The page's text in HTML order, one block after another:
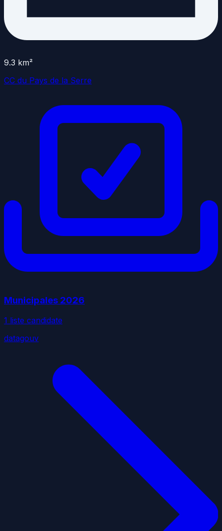
9.3 km²
CC du Pays de la Serre
Municipales 2026
1 liste candidate
datagouv